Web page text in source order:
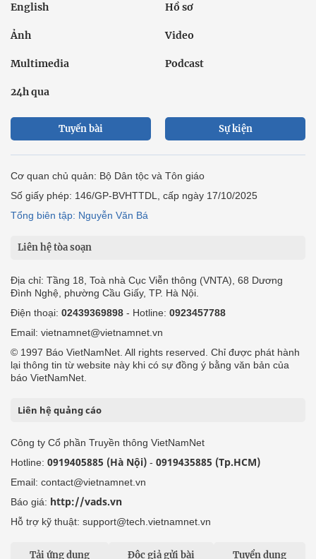
English Hồ sơ
Ảnh Video
Multimedia Podcast
24h qua
Tuyến bài Sự kiện
Cơ quan chủ quản: Bộ Dân tộc và Tôn giáo
Số giấy phép: 146/GP-BVHTTDL, cấp ngày 17/10/2025
Tổng biên tập: Nguyễn Văn Bá
Liên hệ tòa soạn
Địa chỉ: Tầng 18, Toà nhà Cục Viễn thông (VNTA), 68 Dương
Đình Nghệ, phường Cầu Giấy, TP. Hà Nội.
Điện thoại: 02439369898 - Hotline: 0923457788
Email: vietnamnet@vietnamnet.vn
© 1997 Báo VietNamNet. All rights reserved. Chỉ được phát hành
lại thông tin từ website này khi có sự đồng ý bằng văn bản của
báo VietNamNet.
Liên hệ quảng cáo
Công ty Cổ phần Truyền thông VietNamNet
Hotline: 0919405885 (Hà Nội) - 0919435885 (Tp.HCM)
Email: contact@vietnamnet.vn
Báo giá: http://vads.vn
Hỗ trợ kỹ thuật: support@tech.vietnamnet.vn
Tải ứng dụng Độc giả gửi bài Tuyển dụng